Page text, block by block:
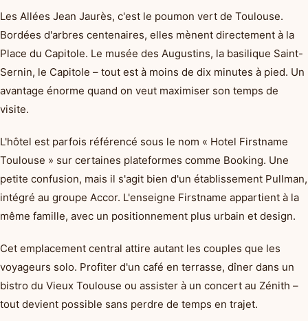
Les Allées Jean Jaurès, c'est le poumon vert de Toulouse.
Bordées d'arbres centenaires, elles mènent directement à la
Place du Capitole. Le musée des Augustins, la basilique Saint-
Sernin, le Capitole – tout est à moins de dix minutes à pied. Un
avantage énorme quand on veut maximiser son temps de
visite.
L'hôtel est parfois référencé sous le nom « Hotel Firstname
Toulouse » sur certaines plateformes comme Booking. Une
petite confusion, mais il s'agit bien d'un établissement Pullman,
intégré au groupe Accor. L'enseigne Firstname appartient à la
même famille, avec un positionnement plus urbain et design.
Cet emplacement central attire autant les couples que les
voyageurs solo. Profiter d'un café en terrasse, dîner dans un
bistro du Vieux Toulouse ou assister à un concert au Zénith –
tout devient possible sans perdre de temps en trajet.